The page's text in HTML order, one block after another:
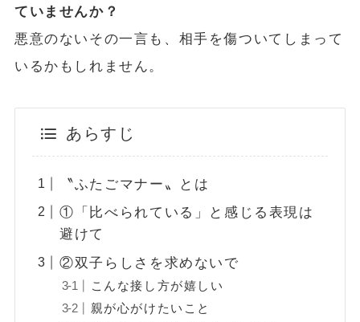
ていませんか？
悪意のないその一言も、相手を傷ついてしまって
いるかもしれません。
あらすじ
〝ふたごマナー〟とは
①「比べられている」と感じる表現は
避けて
②双子らしさを求めないで
こんな接し方が嬉しい
親が心がけたいこと